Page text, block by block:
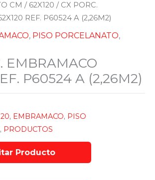
CM / 62X120 / CX PORC.
REF. P60524 A (2,26M2)
, PISO PORCELANATO,
EMBRAMACO
P60524 A (2,26M2)
, EMBRAMACO, PISO
, PRODUCTOS